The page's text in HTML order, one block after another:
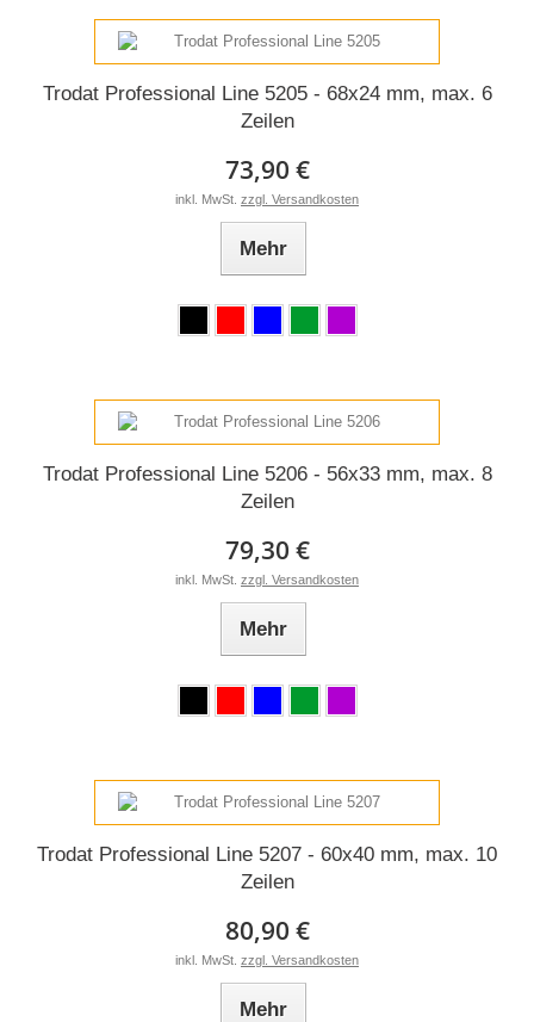
Trodat Professional Line 5205 - 68x24 mm, max. 6
Zeilen
73,90 €
inkl. MwSt. zzgl. Versandkosten
Mehr
Trodat Professional Line 5206 - 56x33 mm, max. 8
Zeilen
79,30 €
inkl. MwSt. zzgl. Versandkosten
Mehr
Trodat Professional Line 5207 - 60x40 mm, max. 10
Zeilen
80,90 €
inkl. MwSt. zzgl. Versandkosten
Mehr